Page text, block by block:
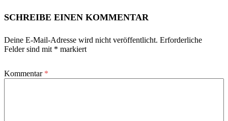
SCHREIBE EINEN KOMMENTAR
Deine E-Mail-Adresse wird nicht veröffentlicht. Erforderliche
Felder sind mit * markiert
Kommentar *